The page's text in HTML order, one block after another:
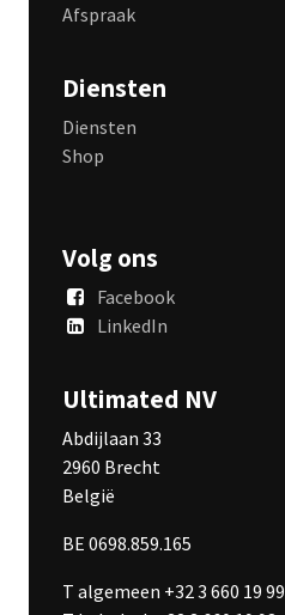
Afspraak
Diensten
Diensten
Shop
Volg ons
Facebook
LinkedIn
Ultimated NV
Abdijlaan 33
2960 Brecht
België
BE 0698.859.165
T algemeen +32 3 660 19 99